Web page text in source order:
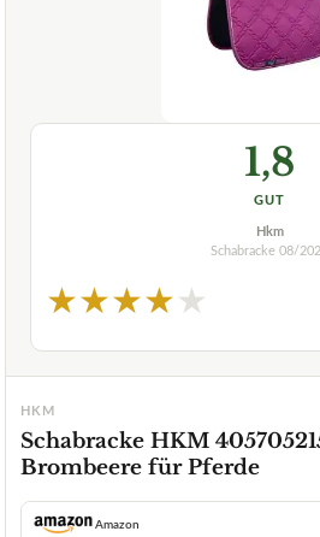
1,8
GUT
Hkm
Schabracke 08/
★★★★★
HKM
Schabracke HKM
Brombeere für Pferde
Amazon